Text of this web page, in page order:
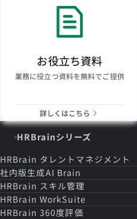
お役立ち資料
業務に役立つ資料を無料でご提供
詳しくはこちら
HRBrainシリーズ
HRBrain タレントマネジメント
社内版生成AI Brain
HRBrain スキル管理
HRBrain WorkSuite
HRBrain 360度評価